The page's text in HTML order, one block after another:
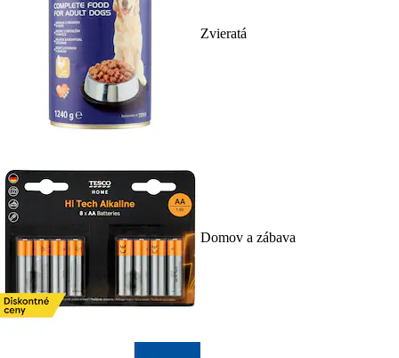
Zvieratá
Domov a zábava